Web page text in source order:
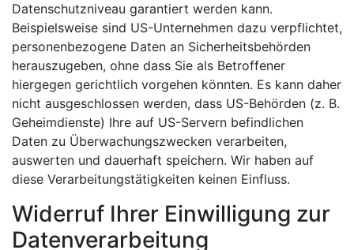
Datenschutzniveau garantiert werden kann.
Beispielsweise sind US-Unternehmen dazu verpflichtet,
personenbezogene Daten an Sicherheitsbehörden
herauszugeben, ohne dass Sie als Betroffener
hiergegen gerichtlich vorgehen könnten. Es kann daher
nicht ausgeschlossen werden, dass US-Behörden (z. B.
Geheimdienste) Ihre auf US-Servern befindlichen
Daten zu Überwachungszwecken verarbeiten,
auswerten und dauerhaft speichern. Wir haben auf
diese Verarbeitungstätigkeiten keinen Einfluss.
Widerruf Ihrer Einwilligung zur
Datenverarbeitung